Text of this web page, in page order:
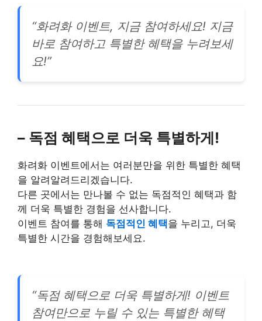
“화려화 이벤트, 지금 참여하세요! 지금
바로 참여하고 특별한 혜택을 누려보세
요!”
– 독점 혜택으로 더욱 특별하게!
화려화 이벤트에서는 여러분만을 위한 특별한 혜택
을 알려알려드리겠습니다.
다른 곳에서는 만나볼 수 없는 독점적인 혜택과 함
께 더욱 특별한 경험을 선사합니다.
이벤트 참여를 통해 독점적인 혜택을 누리고, 더욱
특별한 시간을 경험해보세요.
“독점 혜택으로 더욱 특별하게! 이벤트
참여만으로 누릴 수 있는 특별한 혜택